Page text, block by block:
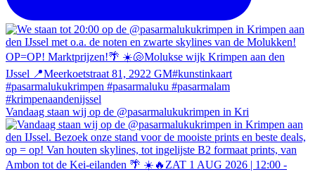
Vandaag staan wij op de @pasarmalukukrimpen in Kri